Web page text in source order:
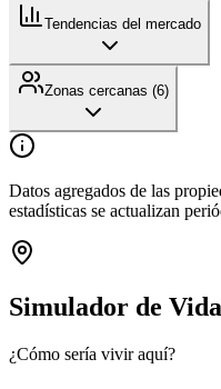
Tendencias del mercado
Zonas cercanas (6)
Datos agregados de las
estadísticas se actualizan
Simulador de Vida
¿Cómo sería vivir aquí?